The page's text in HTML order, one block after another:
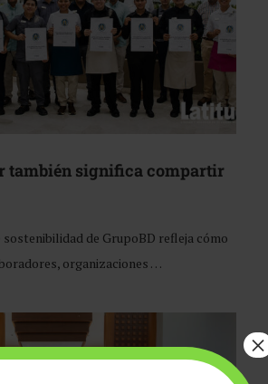
también significa compartir
de GrupoBD refleja cómo
organizaciones …
×